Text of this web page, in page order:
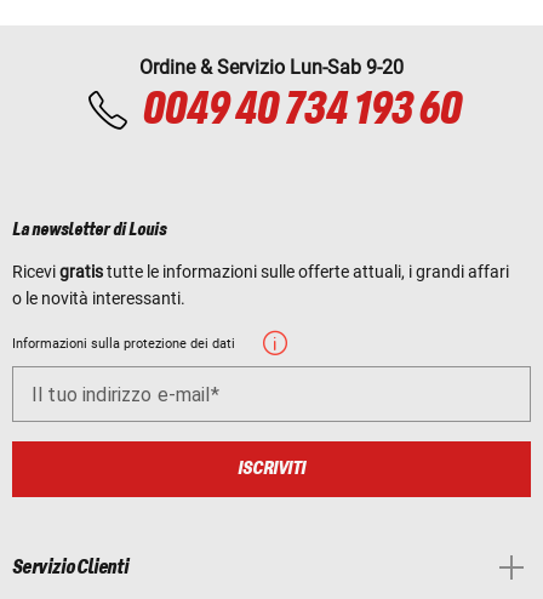
Ordine & Servizio Lun-Sab 9-20
0049 40 734 193 60
La newsletter di Louis
Ricevigratistutte le informazioni sulle offerte attuali, i grandi affari
o le novità interessanti.
Informazioni sulla protezione dei dati
Il tuo indirizzo e-mail
ISCRIVITI
Servizio Clienti